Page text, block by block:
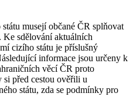
musejí občané ČR splňovat
Ke sdělování aktuálních
cizího státu je příslušný
informace jsou určeny k
věcí ČR proto
si před cestou ověřili u
státu, zda se podmínky pro